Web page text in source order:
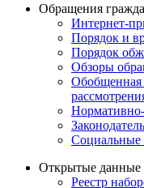
Обращения
Интернет-
Порядок и
Порядок
Обзоры
Обобщенная
Нормативно-
Социальные
Открытые данные
Реестр